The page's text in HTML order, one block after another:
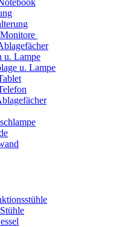
u. Lampe
u. Lampe